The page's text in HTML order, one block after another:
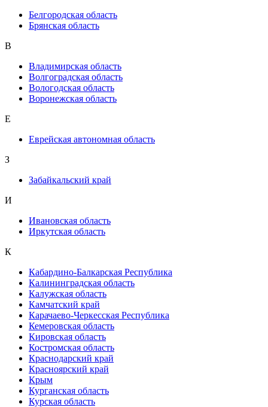
Белгородская область
Брянская область
В
Владимирская область
Волгоградская область
Вологодская область
Воронежская область
Е
Еврейская автономная область
З
Забайкальский край
И
Ивановская область
Иркутская область
К
Кабардино-Балкарская Республика
Калининградская область
Калужская область
Камчатский край
Карачаево-Черкесская Республика
Кемеровская область
Кировская область
Костромская область
Краснодарский край
Красноярский край
Крым
Курганская область
Курская область